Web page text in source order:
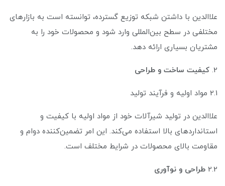
علاالدین با داشتن شبکه توزیع گسترده، توانسته است به بازارهای
مختلفی در سطح بین‌المللی وارد شود و محصولات خود را به
مشتریان بسیاری ارائه دهد.
2. کیفیت ساخت و طراحی
2.1 مواد اولیه و فرآیند تولید
علاالدین در تولید شیرآلات خود از مواد اولیه با کیفیت و
استانداردهای بالا استفاده می‌کند. این امر تضمین‌کننده دوام و
مقاومت بالای محصولات در شرایط مختلف است.
2.2 طراحی و نوآوری